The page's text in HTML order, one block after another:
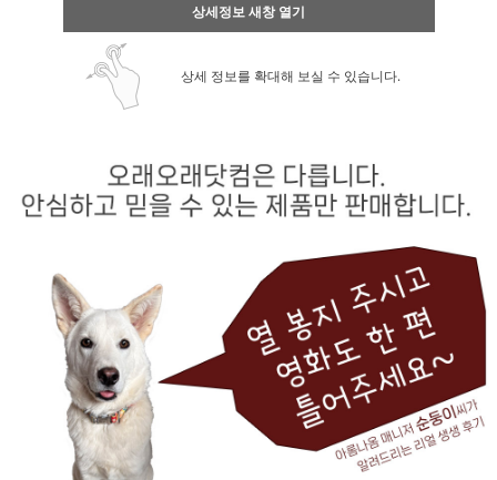
상세정보 새창 열기
상세 정보를 확대해 보실 수 있습니다.